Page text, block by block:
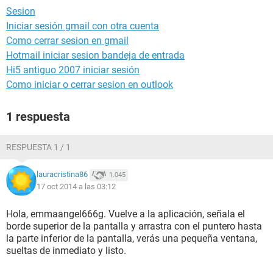
Sesion
Iniciar sesión gmail con otra cuenta
Como cerrar sesion en gmail
Hotmail iniciar sesion bandeja de entrada
Hi5 antiguo 2007 iniciar sesión
Como iniciar o cerrar sesion en outlook
1 respuesta
RESPUESTA 1 / 1
lauracristina86 1.045
17 oct 2014 a las 03:12
Hola, emmaangel666g. Vuelve a la aplicación, señala el
borde superior de la pantalla y arrastra con el puntero hasta
la parte inferior de la pantalla, verás una pequeña ventana,
sueltas de inmediato y listo.